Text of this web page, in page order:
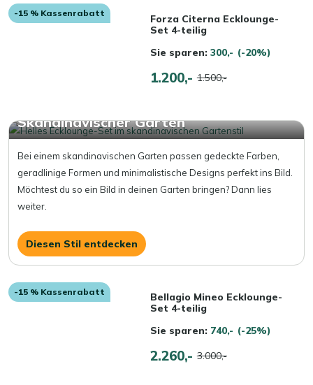
-15 % Kassenrabatt
Forza Citerna Ecklounge-
Set 4-teilig
Sie sparen: 300,- (-20%)
1.200,- 1.500,-
Skandinavischer Garten
Bei einem skandinavischen Garten passen gedeckte Farben,
geradlinige Formen und minimalistische Designs perfekt ins Bild.
Möchtest du so ein Bild in deinen Garten bringen? Dann lies
weiter.
Diesen Stil entdecken
-15 % Kassenrabatt
Bellagio Mineo Ecklounge-
Set 4-teilig
Sie sparen: 740,- (-25%)
2.260,- 3.000,-